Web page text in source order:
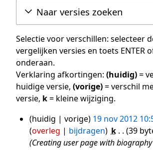
Naar versies zoeken
Selectie voor verschillen: selecteer
vergelijken versies en toets ENTER
onderaan.
Verklaring afkortingen: (huidig)=
huidige versie, (vorige)= verschil
versie, k= kleine wijziging.
19
nov
2012
huidig vorige 19 nov 2012
overleg
bijdragen k 39
Creating user page with